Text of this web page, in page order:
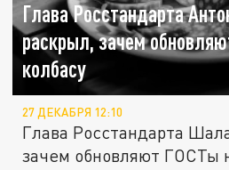
Глава Росстандарта
раскрыл, зачем
колбасу
27 ДЕКАБРЯ 12:10
Глава Росстандарта
зачем обновляют ГОСТы